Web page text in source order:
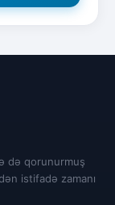
də qorunurmuş
istifadə zamanı